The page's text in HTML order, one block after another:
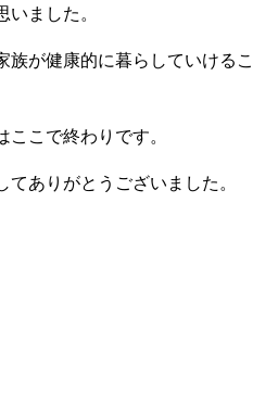
ました。
族が健康的に暮らしていけるこ
ここで終わりです。
ありがとうございました。